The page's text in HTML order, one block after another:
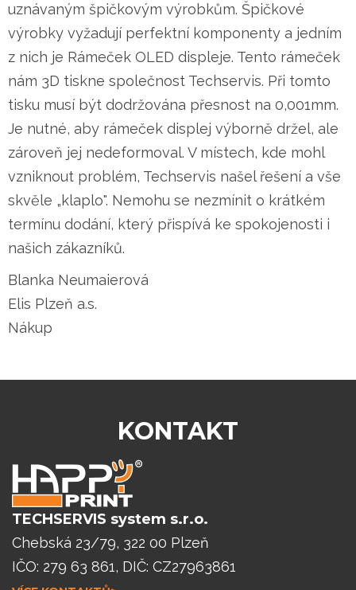
uznávaným špičkovým výrobkům. Špičkové
výrobky vyžadují perfektní komponenty a jedním
z nich je Rámeček OLED displeje. Tento rámeček
nám 3D tiskne společnost Techservis. Při tomto
tisku musí být dodržována přesnost na 0,001mm.
Je nutné, aby rámeček displej výborně držel, ale
zároveň jej nedeformoval. V místech, kde mohl
vzniknout problém, Techservis našel řešení a vše
skvěle „klaplo". Nemohu se nezmínit o krátkém
termínu dodání, který přispívá ke spokojenosti i
našich zákazníků.
Blanka Neumaierová
Elis Plzeň a.s.
Nákup
KONTAKT
TECHSERVIS system s.r.o.
Chebská 23/79, 322 00 Plzeň
IČO: 279 63 861, DIČ: CZ27963861